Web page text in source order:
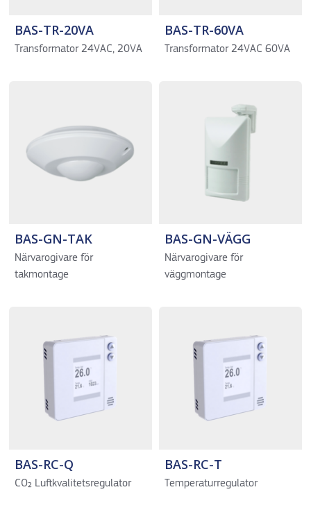
BAS-TR-20VA
Transformator 24VAC, 20VA
BAS-TR-60VA
Transformator 24VAC 60VA
BAS-GN-TAK
Närvarogivare för
takmontage
BAS-GN-VÄGG
Närvarogivare för
väggmontage
BAS-RC-Q
CO₂ Luftkvalitetsregulator
BAS-RC-T
Temperaturregulator